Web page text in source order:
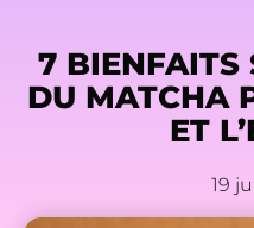
7 BIENFAITS
DU MATCHA
ET
19